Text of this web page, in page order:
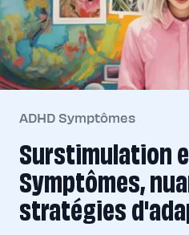
ADHD Symptômes
Surstimulation
Symptômes,
stratégies